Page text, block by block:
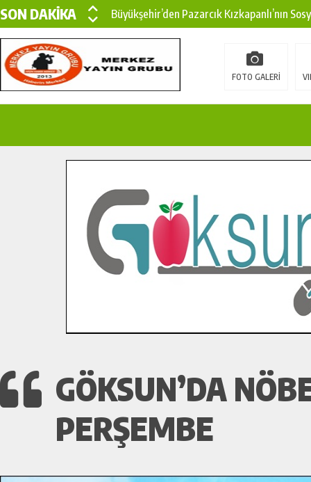
SON DAKİKA
Büyükşehir’den Pazarcık Kızkapanlı’nın
Büyükşehir’den Pazarcık Kırsalına Modern
Çin’den KSÜ’ye Uluslararası Başarı:
İlçe Jandarma Komutanı Karakaya’dan
Bertiz’in Yeni Köprüsünde Sona Doğru.
FOTO GALERİ
GÖKSUN’DA
PERŞEMBE